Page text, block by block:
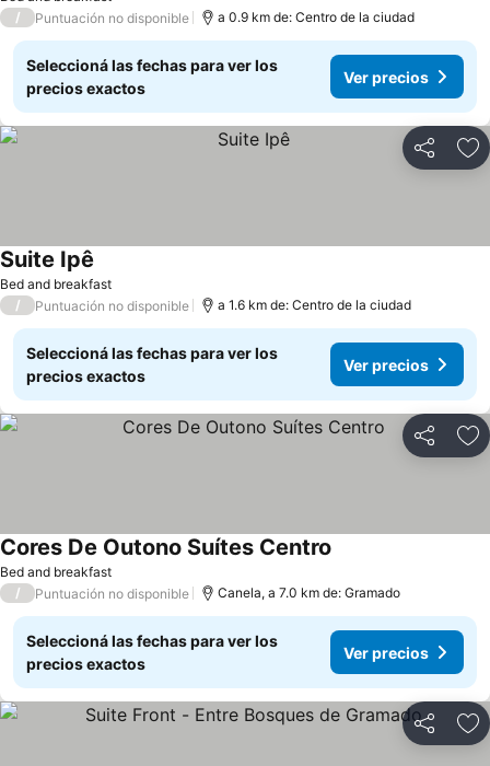
/ Puntuación no disponible a 0.9 km de: Centro de la ciudad
Seleccioná las fechas para ver los
precios exactos
Ver precios
Compartir
Bed and breakfast
Suite Ipê
/ Puntuación no disponible a 1.6 km de: Centro de la ciudad
Seleccioná las fechas para ver los
precios exactos
Ver precios
Compartir
Bed and breakfast
Cores De Outono Suítes Centro
/ Puntuación no disponible Canela, a 7.0 km de: Gramado
Seleccioná las fechas para ver los
precios exactos
Ver precios
Compartir